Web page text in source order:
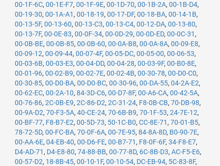
00-1F-6C, 00-1E-F7, 00-1F-9E, 00-1D-70, 00-1B-2A, 00-1B-D4,
00-19-30, 00-1A-A1 , 00-18-19, 00-17-DF, 00-18-BA, 00-14-1B,
00-13-5F, 00-13-60, 00-13-C3, 00-13-C4, 00-12-DA, 00-13-80,
00-13-7F, 00-0E-83, 00-0F-34, 00-0D-29, 00-0D-ED, 00-0C-31 ,
00-0B-BE, 00-0B-85, 00-0B-60, 00-0A-B8, 00-0A-8A, 00-09-E8,
00-09-12, 00-09-44, 00-07-4F, 00-05-DC, 00-05-00, 00-06-53,
00-03-6B, 00-03-E3, 00-04-DD, 00-04-28, 00-03-9F, 00-B0-8E,
00-01-96, 00-02-B9, 00-02-7E, 00-02-4B, 00-30-78, 00-D0-C0,
00-30-85, 00-D0-BA, 00-D0-BC, 00-30-96, 00-DA-55, 04-2A-E2,
00-62-EC, 00-2A-10, 84-3D-C6, 00-D7-8F, 00-A6-CA, 00-42-5A,
00-76-86, 2C-0B-E9, 2C-86-D2, 2C-31-24, F8-0B-CB, 70-DB-98,
00-9A-D2, 70-F3-5A, 40-CE-24, 70-6B-B9, 70-1F-53, 24-7E-12,
00-BF-77, F8-B7-E2, 00-5D-73, 50-1C-B0, CC-8E-71 , 70-01-B5,
78-72-5D, 00-FC-BA, 70-0F-6A, 00-7E-95, 84-8A-8D, B0-90-7E,
00-AA-6E, 04-EB-40, 00-D6-FE, 00-B7-71 , F8-0F-6F, 34-F8-E7,
D4-AD-71 , D4-E8-80, 74-88-BB, 00-77-8D, 6C-8B-D3, AC-F5-E6,
00-57-D2, 18-8B-45, 00-10-1F, 00-10-54, DC-EB-94, 5C-83-8F,